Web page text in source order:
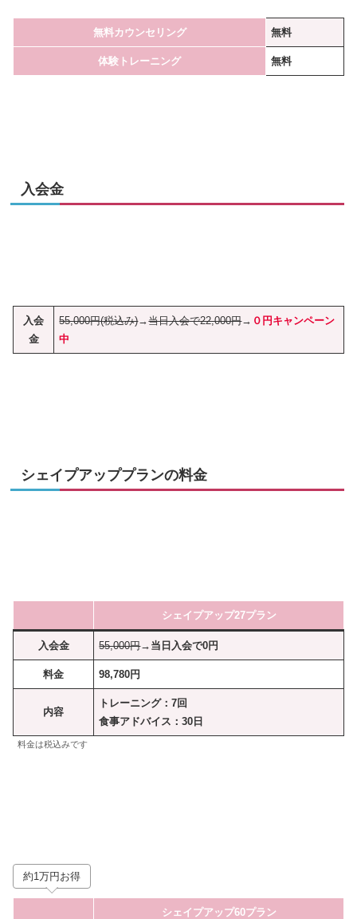
無料カウンセリング 無料
体験トレーニング 無料
入会金
入会
金
55,000円(税込み)→当日入会で22,000円→ ０円キャンペーン
中
シェイプアッププランの料金
シェイプアップ27プラン
入会金 55,000円→当日入会で0円
料金 98,780円
内容
トレーニング：7回
食事アドバイス：30日
料金は税込みです
約1万円お得
シェイプアップ60プラン